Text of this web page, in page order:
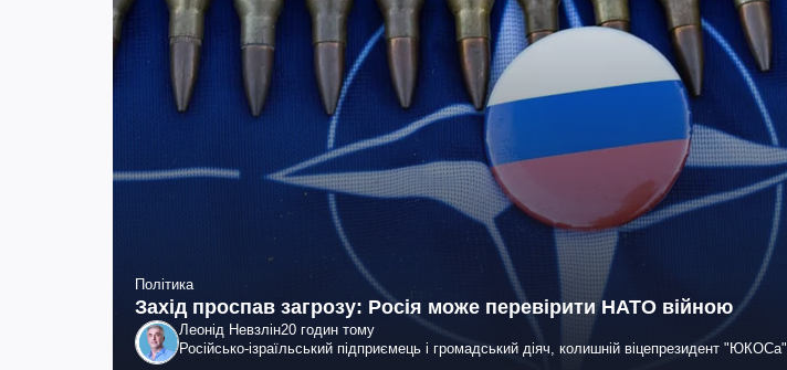
Політика
Захід проспав загрозу: Росія може перевірити НАТО війною
Леонід Невзлін20 годин тому
Російсько-ізраїльський підприємець і громадський діяч, колишній віцепрезидент "ЮКОСа"